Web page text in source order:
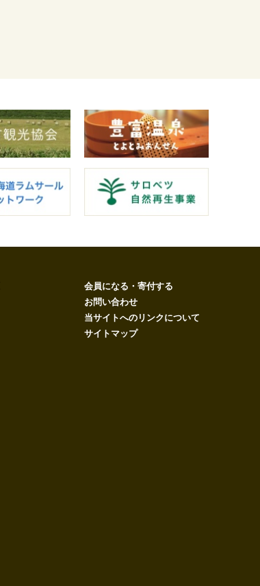
会員になる・寄付する
お問い合わせ
当サイトへのリンクについて
サイトマップ